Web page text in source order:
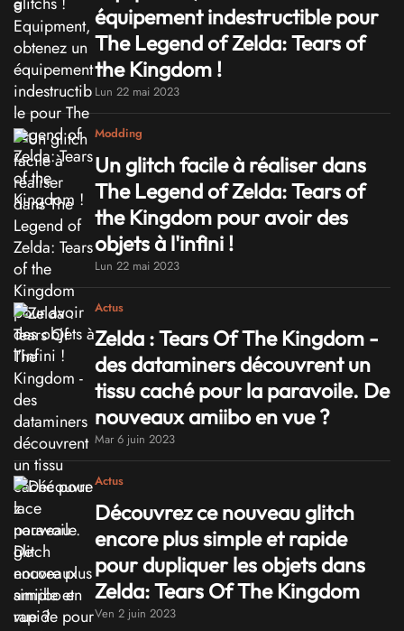
équipement indestructible pour
The Legend of Zelda: Tears of
the Kingdom !
Lun 22 mai 2023
Modding
Un glitch facile à réaliser dans
The Legend of Zelda: Tears of
the Kingdom pour avoir des
objets à l'infini !
Lun 22 mai 2023
Actus
Zelda : Tears Of The Kingdom -
des dataminers découvrent un
tissu caché pour la paravoile. De
nouveaux amiibo en vue ?
Mar 6 juin 2023
Actus
Découvrez ce nouveau glitch
encore plus simple et rapide
pour dupliquer les objets dans
Zelda: Tears Of The Kingdom
Ven 2 juin 2023